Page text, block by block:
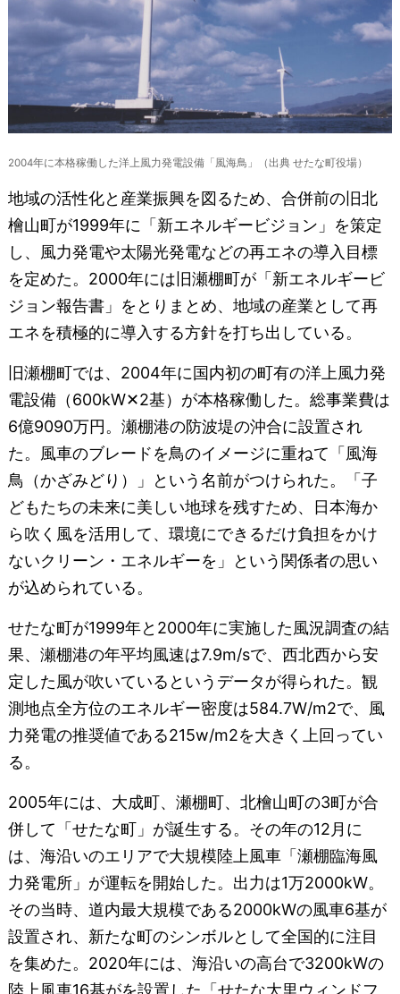
2004年に本格稼働した洋上風力発電設備「風海鳥」（出典 せたな町役場）
地域の活性化と産業振興を図るため、合併前の旧北
檜山町が1999年に「新エネルギービジョン」を策定
し、風力発電や太陽光発電などの再エネの導入目標
を定めた。2000年には旧瀬棚町が「新エネルギービ
ジョン報告書」をとりまとめ、地域の産業として再
エネを積極的に導入する方針を打ち出している。
旧瀬棚町では、2004年に国内初の町有の洋上風力発
電設備（600kW✕2基）が本格稼働した。総事業費は
6億9090万円。瀬棚港の防波堤の沖合に設置され
た。風車のブレードを鳥のイメージに重ねて「風海
鳥（かざみどり）」という名前がつけられた。「子
どもたちの未来に美しい地球を残すため、日本海か
ら吹く風を活用して、環境にできるだけ負担をかけ
ないクリーン・エネルギーを」という関係者の思い
が込められている。
せたな町が1999年と2000年に実施した風況調査の結
果、瀬棚港の年平均風速は7.9m/sで、西北西から安
定した風が吹いているというデータが得られた。観
測地点全方位のエネルギー密度は584.7W/m2で、風
力発電の推奨値である215w/m2を大きく上回ってい
る。
2005年には、大成町、瀬棚町、北檜山町の3町が合
併して「せたな町」が誕生する。その年の12月に
は、海沿いのエリアで大規模陸上風車「瀬棚臨海風
力発電所」が運転を開始した。出力は1万2000kW。
その当時、道内最大規模である2000kWの風車6基が
設置され、新たな町のシンボルとして全国的に注目
を集めた。2020年には、海沿いの高台で3200kWの